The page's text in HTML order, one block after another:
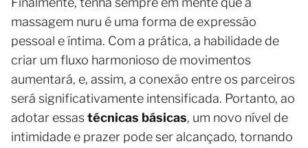
massagem nuru é uma forma de expressão
pessoal e íntima. Com a prática, a habilidade de
criar um fluxo harmonioso de movimentos
aumentará, e, assim, a conexão entre os parceiros
será significativamente intensificada. Portanto, ao
adotar essastécnicas básicas, um novo nível de
intimidade e prazer pode ser alcançado, tornando